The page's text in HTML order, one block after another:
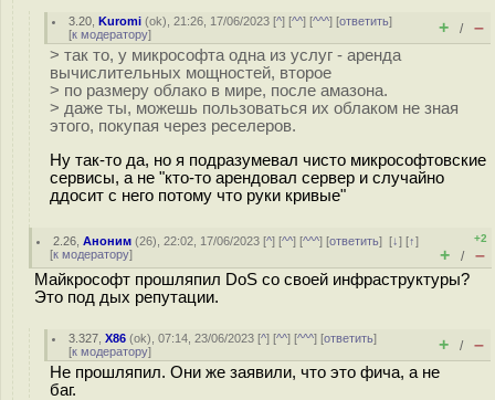
3.20 ,Kuromi (ok), 21:26, 17/06/2023 [^] [^^] [^^^] [ответить]
[к модератору] + / –
> так то, у микрософта одна из услуг - аренда
вычислительных мощностей, второе
> по размеру облако в мире, после амазона.
> даже ты, можешь пользоваться их облаком не зная
этого, покупая через реселеров.
Ну так-то да, но я подразумевал чисто микрософтовские
сервисы, а не "кто-то арендовал сервер и случайно
ддосит с него потому что руки кривые"
2.26 ,Аноним (26), 22:02, 17/06/2023 [^] [^^] [^^^] [ответить][↓] [↑]
[к модератору]
+2
+ / –
Майкрософт прошляпил DoS со своей инфраструктуры?
Это под дых репутации.
3.327 ,X86 (ok), 07:14, 23/06/2023 [^] [^^] [^^^] [ответить]
[к модератору] + / –
Не прошляпил. Они же заявили, что это фича, а не
баг.